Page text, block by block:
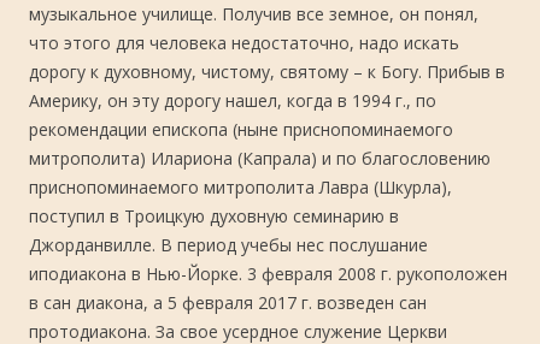
музыкальное училище. Получив все земное, он понял,
что этого для человека недостаточно, надо искать
дорогу к духовному, чистому, святому – к Богу. Прибыв в
Америку, он эту дорогу нашел, когда в 1994 г., по
рекомендации епископа (ныне приснопоминаемого
митрополита) Илариона (Капрала) и по благословению
приснопоминаемого митрополита Лавра (Шкурла),
поступил в Троицкую духовную семинарию в
Джорданвилле. В период учебы нес послушание
иподиакона в Нью-Йорке. 3 февраля 2008 г. рукоположен
в сан диакона, а 5 февраля 2017 г. возведен сан
протодиакона. За свое усердное служение Церкви